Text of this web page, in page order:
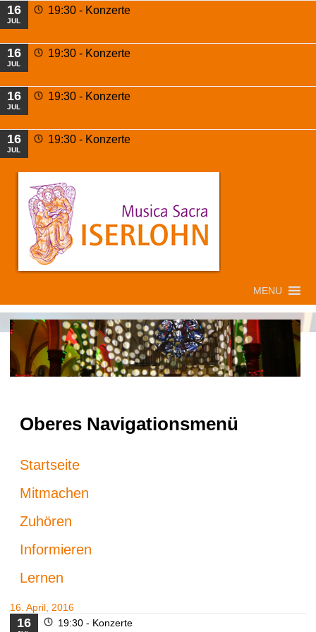
16
JUL
19:30 - Konzerte
16
JUL
19:30 - Konzerte
16
JUL
19:30 - Konzerte
16
JUL
19:30 - Konzerte
MENU
Oberes Navigationsmenü
Startseite
Mitmachen
Zuhören
Informieren
Lernen
16. April, 2016
16 19:30 - Konzerte